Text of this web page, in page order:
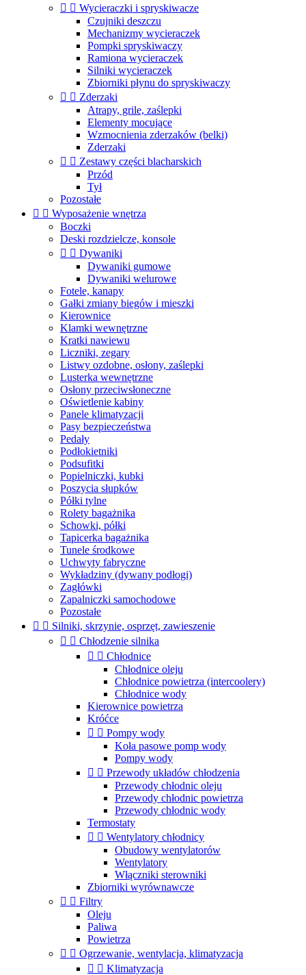
  Wycieraczki i spryskiwacze
Czujniki deszczu
Mechanizmy wycieraczek
Pompki spryskiwaczy
Ramiona wycieraczek
Silniki wycieraczek
Zbiorniki płynu do spryskiwaczy
  Zderzaki
Atrapy, grile, zaślepki
Elementy mocujące
Wzmocnienia zderzaków (belki)
Zderzaki
  Zestawy części blacharskich
Przód
Tył
Pozostałe
  Wyposażenie wnętrza
Boczki
Deski rozdzielcze, konsole
  Dywaniki
Dywaniki gumowe
Dywaniki welurowe
Fotele, kanapy
Gałki zmiany biegów i mieszki
Kierownice
Klamki wewnętrzne
Kratki nawiewu
Liczniki, zegary
Listwy ozdobne, osłony, zaślepki
Lusterka wewnętrzne
Osłony przeciwsłoneczne
Oświetlenie kabiny
Panele klimatyzacji
Pasy bezpieczeństwa
Pedały
Podłokietniki
Podsufitki
Popielniczki, kubki
Poszycia słupków
Półki tylne
Rolety bagażnika
Schowki, półki
Tapicerka bagażnika
Tunele środkowe
Uchwyty fabryczne
Wykładziny (dywany podłogi)
Zagłówki
Zapalniczki samochodowe
Pozostałe
  Silniki, skrzynie, osprzęt, zawieszenie
  Chłodzenie silnika
  Chłodnice
Chłodnice oleju
Chłodnice powietrza (intercoolery)
Chłodnice wody
Kierownice powietrza
Króćce
  Pompy wody
Koła pasowe pomp wody
Pompy wody
  Przewody układów chłodzenia
Przewody chłodnic oleju
Przewody chłodnic powietrza
Przewody chłodnic wody
Termostaty
  Wentylatory chłodnicy
Obudowy wentylatorów
Wentylatory
Włączniki sterowniki
Zbiorniki wyrównawcze
  Filtry
Oleju
Paliwa
Powietrza
  Ogrzewanie, wentylacja, klimatyzacja
  Klimatyzacja